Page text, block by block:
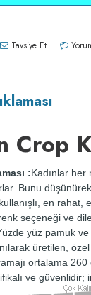
Tavsiye Et
Crop
:Kadınlar her
Bunu
en rahat,
seçeneği ve
yüz pamuk
üretilen,
ortalama 260
ve güvenlidir;